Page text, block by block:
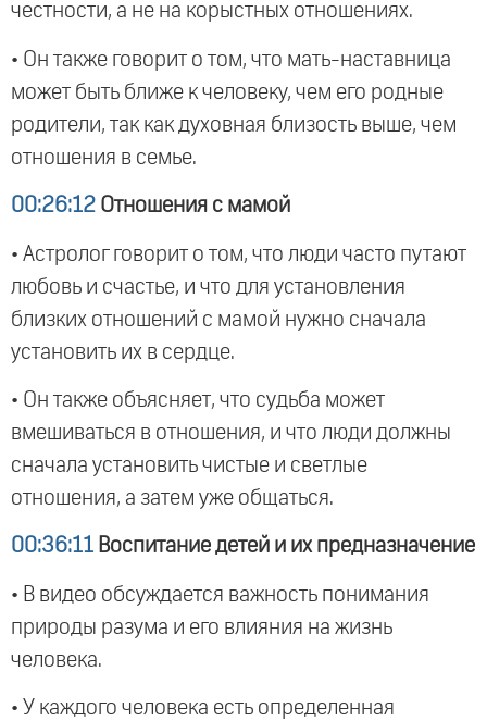
честности, а не на корыстных отношениях.
• Он также говорит о том, что мать-наставница
может быть ближе к человеку, чем его родные
родители, так как духовная близость выше, чем
отношения в семье.
00:26:12 Отношения с мамой
• Астролог говорит о том, что люди часто путают
любовь и счастье, и что для установления
близких отношений с мамой нужно сначала
установить их в сердце.
• Он также объясняет, что судьба может
вмешиваться в отношения, и что люди должны
сначала установить чистые и светлые
отношения, а затем уже общаться.
00:36:11 Воспитание детей и их предназначение
• В видео обсуждается важность понимания
природы разума и его влияния на жизнь
человека.
• У каждого человека есть определенная